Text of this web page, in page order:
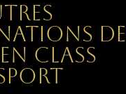
de
Class